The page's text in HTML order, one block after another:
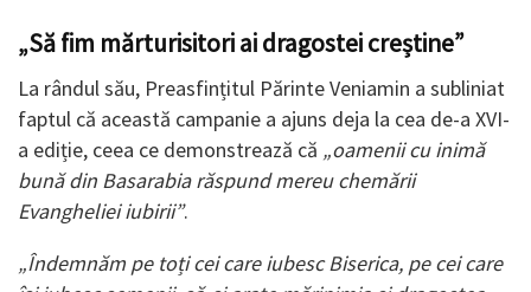
„Să fim mărturisitori ai dragostei creștine”
La rândul său, Preasfințitul Părinte Veniamin a subliniat
faptul că această campanie a ajuns deja la cea de-a XVI-
a ediție, ceea ce demonstrează că „oamenii cu inimă
bună din Basarabia răspund mereu chemării
Evangheliei iubirii”.
„Îndemnăm pe toți cei care iubesc Biserica, pe cei care